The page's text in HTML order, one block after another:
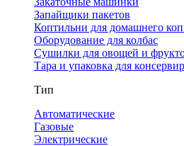
Запайщики пакетов
Коптильни для домашнего
Оборудование для колбас
Сушилки для овощей и
Тара и упаковка для
Тип
Автоматические
Газовые
Электрические